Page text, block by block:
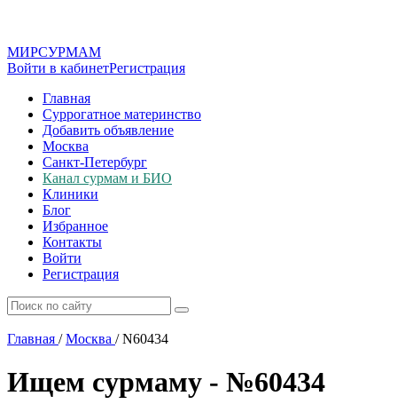
МИРСУРМАМ
Войти в кабинетРегистрация
Главная
Суррогатное материнство
Добавить объявление
Москва
Санкт-Петербург
Канал сурмам и БИО
Клиники
Блог
Избранное
Контакты
Войти
Регистрация
Главная / Москва /N60434
Ищем сурмаму - №60434